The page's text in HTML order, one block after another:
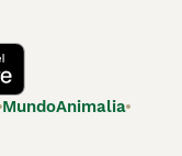
MundoAnimalia